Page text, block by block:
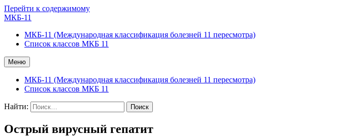
Перейти к содержимому
МКБ-11
МКБ-11 (Международная классификация болезней 11 пересмотра)
Список классов МКБ 11
Меню
МКБ-11 (Международная классификация болезней 11 пересмотра)
Список классов МКБ 11
Найти:
Острый вирусный гепатит